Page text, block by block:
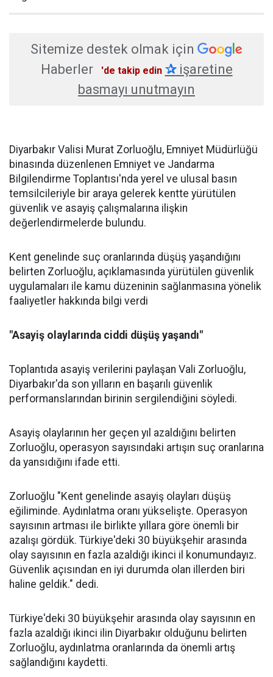
Sitemize destek olmak için
Haberler
'de takip edin ✰işaretine
basmayı unutmayın
Diyarbakır Valisi Murat Zorluoğlu, Emniyet Müdürlüğü
binasında düzenlenen Emniyet ve Jandarma
Bilgilendirme Toplantısı'nda yerel ve ulusal basın
temsilcileriyle bir araya gelerek kentte yürütülen
güvenlik ve asayiş çalışmalarına ilişkin
değerlendirmelerde bulundu.
Kent genelinde suç oranlarında düşüş yaşandığını
belirten Zorluoğlu, açıklamasında yürütülen güvenlik
uygulamaları ile kamu düzeninin sağlanmasına yönelik
faaliyetler hakkında bilgi verdi
"Asayiş olaylarında ciddi düşüş yaşandı"
Toplantıda asayiş verilerini paylaşan Vali Zorluoğlu,
Diyarbakır'da son yılların en başarılı güvenlik
performanslarından birinin sergilendiğini söyledi.
Asayiş olaylarının her geçen yıl azaldığını belirten
Zorluoğlu, operasyon sayısındaki artışın suç oranlarına
da yansıdığını ifade etti.
Zorluoğlu "Kent genelinde asayiş olayları düşüş
eğiliminde. Aydınlatma oranı yükselişte. Operasyon
sayısının artması ile birlikte yıllara göre önemli bir
azalışı gördük. Türkiye'deki 30 büyükşehir arasında
olay sayısının en fazla azaldığı ikinci il konumundayız.
Güvenlik açısından en iyi durumda olan illerden biri
haline geldik." dedi.
Türkiye'deki 30 büyükşehir arasında olay sayısının en
fazla azaldığı ikinci ilin Diyarbakır olduğunu belirten
Zorluoğlu, aydınlatma oranlarında da önemli artış
sağlandığını kaydetti.